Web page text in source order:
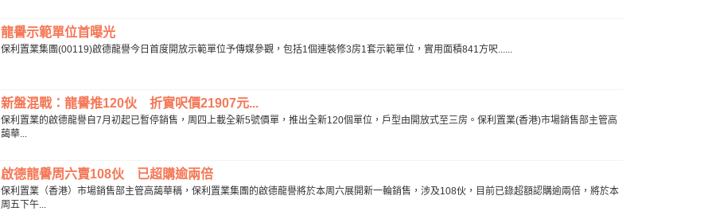
龍譽示範單位首曝光
保利置業集團(00119)啟德龍譽今日首度開放示範單位予傳媒參觀，包括1個連裝修3房1套示範單位，實用面積841方呎......
新盤混戰：龍譽推120伙 折實呎價21907元...
保利置業的啟德龍譽自7月初起已暫停銷售，周四上載全新5號價單，推出全新120個單位，戶型由開放式至三房。保利置業(香港)市場銷售部主管高
藹華...
啟德龍譽周六賣108伙 已超購逾兩倍
保利置業（香港）市場銷售部主管高藹華稱，保利置業集團的啟德龍譽將於本周六展開新一輪銷售，涉及108伙，目前已錄超額認購逾兩倍，將於本
周五下午...